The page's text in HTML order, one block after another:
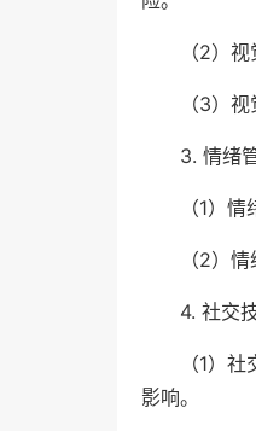
（2）
（3）
3. 情绪
（1）
（2）
4. 社交
（1）
影响。